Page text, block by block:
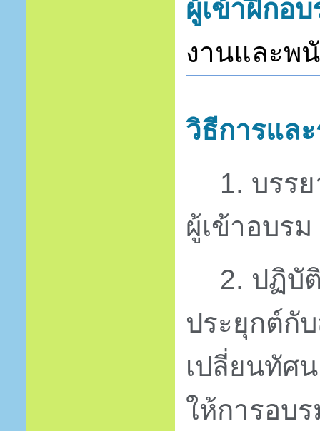
ผู้เข้าฝึกอบ
งานและพ
วิธีการแล
1. บรร
ผู้เข้าอบร
2. ปฏิบั
ประยุกต์กั
เปลี่ยนทัศ
ให้การอบ